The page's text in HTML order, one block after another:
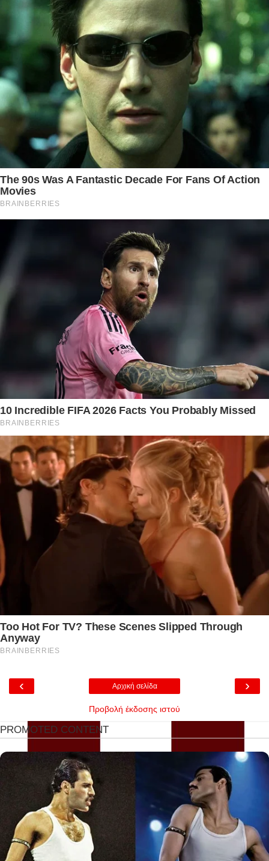
‹ ›
Αρχική σελίδα
Προβολή έκδοσης ιστού